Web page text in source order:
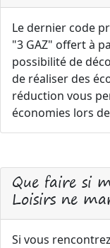
Le dernier code
"3 GAZ" offert à
possibilité de
de réaliser des
réduction vous
économies lors
Que faire si
Loisirs ne
Si vous